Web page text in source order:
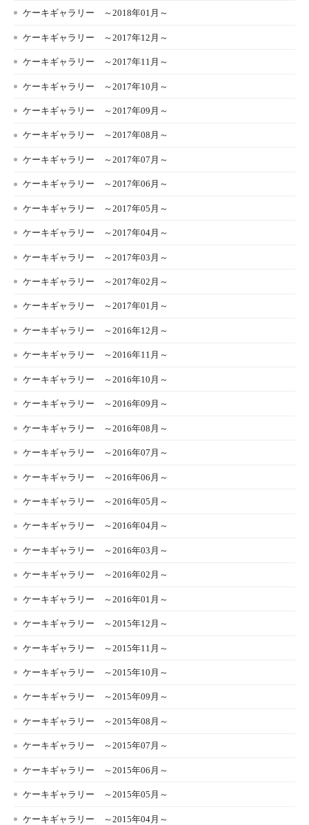
ケーキギャラリー ～2018年01月～
ケーキギャラリー ～2017年12月～
ケーキギャラリー ～2017年11月～
ケーキギャラリー ～2017年10月～
ケーキギャラリー ～2017年09月～
ケーキギャラリー ～2017年08月～
ケーキギャラリー ～2017年07月～
ケーキギャラリー ～2017年06月～
ケーキギャラリー ～2017年05月～
ケーキギャラリー ～2017年04月～
ケーキギャラリー ～2017年03月～
ケーキギャラリー ～2017年02月～
ケーキギャラリー ～2017年01月～
ケーキギャラリー ～2016年12月～
ケーキギャラリー ～2016年11月～
ケーキギャラリー ～2016年10月～
ケーキギャラリー ～2016年09月～
ケーキギャラリー ～2016年08月～
ケーキギャラリー ～2016年07月～
ケーキギャラリー ～2016年06月～
ケーキギャラリー ～2016年05月～
ケーキギャラリー ～2016年04月～
ケーキギャラリー ～2016年03月～
ケーキギャラリー ～2016年02月～
ケーキギャラリー ～2016年01月～
ケーキギャラリー ～2015年12月～
ケーキギャラリー ～2015年11月～
ケーキギャラリー ～2015年10月～
ケーキギャラリー ～2015年09月～
ケーキギャラリー ～2015年08月～
ケーキギャラリー ～2015年07月～
ケーキギャラリー ～2015年06月～
ケーキギャラリー ～2015年05月～
ケーキギャラリー ～2015年04月～